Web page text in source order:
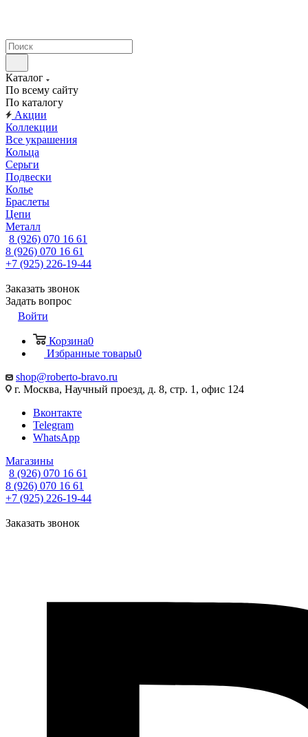
Каталог
По всему сайту
По каталогу
Акции
Коллекции
Все украшения
Кольца
Серьги
Подвески
Колье
Браслеты
Цепи
Металл
8 (926) 070 16 61
8 (926) 070 16 61
+7 (925) 226-19-44
Заказать звонок
Задать вопрос
Войти
Корзина0
Избранные товары0
shop@roberto-bravo.ru
г. Москва, Научный проезд, д. 8, стр. 1, офис 124
Вконтакте
Telegram
WhatsApp
Магазины
8 (926) 070 16 61
8 (926) 070 16 61
+7 (925) 226-19-44
Заказать звонок